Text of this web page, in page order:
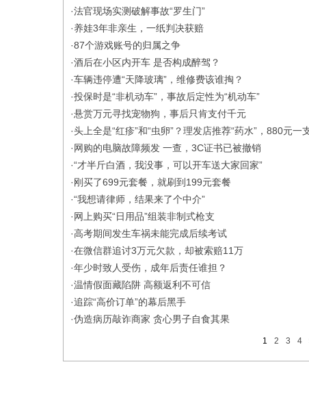
·法官现场实测破解事故“罗生门”
·养娃3年非亲生，一纸判决获赔
·87个游戏账号的归属之争
·酒后在小区内开车 是否构成醉驾？
·车辆违停遭“天降玻璃”，维修费该谁掏？
·投保时是“非机动车”，事故后定性为“机动车”
·悬赏万元寻找宠物狗，事后只肯支付千元
·头上全是“红疹”和“虫卵”？理发店推荐“药水”，880元一
·网购的电脑故障频发 一查，3C证书已被撤销
·“才半斤白酒，我没事，可以开车送大家回家”
·刚买了699元套餐，就刷到199元套餐
·“我想请律师，结果来了个中介”
·网上购买“日用品”组装非制式枪支
·高考期间发生车祸未能完成后续考试
·在微信群追讨3万元欠款，却被索赔11万
·年少时致人受伤，成年后责任谁担？
·温情假面藏陷阱 高额返利不可信
·追踪“高价订单”的幕后黑手
·伪造病历敲诈商家 贪心男子自食其果
1 2 3 4